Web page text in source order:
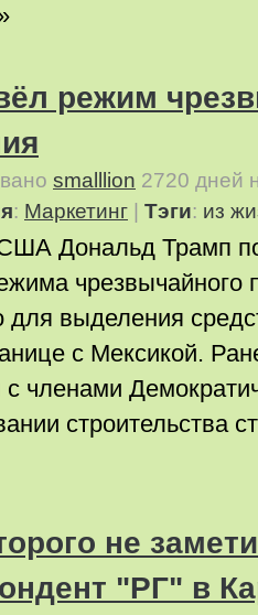
режим
smalllion 2720 дней
: Маркетинг Тэги: из
Дональд Трамп
чрезвычайного
для выделения
с Мексикой.
с членами
строительства
не
"РГ" в